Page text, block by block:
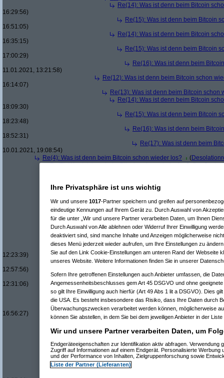
Re(14): Was ist denn beim Bitcoin
16:29:56)
Re(15): Was ist denn beim Bitcoin
16:51:05)
Re(14): Was ist denn beim Bitcoin
16:35:15)
Re(15): Was ist denn beim Bitcoin
17:00:29)
Re(16): Was ist denn beim
11.01.2021, 13:21:58)
Re(12): Was ist denn beim Bitcoin schon
16:14:07)
Re(13): Was ist denn beim Bitcoin schon
Re(14): Was ist denn beim Bitcoin
18:09:30)
Re(15): Was ist denn beim Bitcoin
18:23:48)
Re(16): Was ist denn beim
18:52:31)
Re(17): Was ist denn beim
10.01.2021, 19:08:54)
Re(4): Was ist denn beim Bitcoin schon wieder los?
(
Re(5): Was ist denn beim Bitcoin schon wieder los?(
Re(8): Was ist denn beim Bitcoin schon wieder los?
Re(9): Was ist denn beim Bitcoin schon wieder los?(
Re(10): Was ist denn beim Bitcoin schon wieder
Re(10): Was ist denn beim Bitcoin schon wieder
Re(11): Was ist denn beim Bitcoin schon
Re(12): Was ist denn beim Bitcoin schon
Re(13): Was ist denn beim Bitcoin schon
Re(14): Was ist denn beim Bitcoin
12:23:39)
Re(15): Was ist denn beim Bitcoin
12:57:56)
Re(14): Was ist denn beim Bitcoin
12:31:06)
Re(12): Was ist denn beim Bitcoin schon
Re(13): Was ist denn beim Bitcoin schon
Re(14): Was ist denn beim Bitcoin
16:56:27)
Re(6): Was ist denn beim Bitcoin schon wieder los?(
Re(7): Was ist denn beim Bitcoin schon wieder los?(
Re(8): Was ist denn beim Bitcoin schon wieder los?
Re(9): Was ist denn beim Bitcoin schon wieder los? (
Re(10): Was ist denn beim Bitcoin schon wieder
Re(11): Was ist denn beim Bitcoin schon
Re(12): Was ist denn beim Bitcoin schon
Ihre Privatsphäre ist uns wichtig
Wir und unsere 1017-Partner speichern und greifen auf
eindeutige Kennungen auf Ihrem Gerät zu. Durch Auswahl von
für die unter „Wir und unsere Partner verarbeiten Daten, um Ihnen
Durch Auswahl von Alle ablehnen oder Widerruf Ihrer Einwilligung
deaktiviert sind, sind manche Inhalte und Anzeigen möglicherweise
dieses Menü jederzeit wieder aufrufen, um Ihre Einstellungen zu
Sie auf den Link Cookie-Einstellungen am unteren Rand der Webseite
unseres Website. Weitere Informationen finden Sie in unserer
Sofern Ihre getroffenen Einstellungen auch Anbieter umfassen, die
Angemessenheitsbeschlusses gem Art 45 DSGVO und ohne
so gilt Ihre Einwilligung auch hierfür (Art 49 Abs 1 lit a DSGVO). Dies
die USA. Es besteht insbesondere das Risiko, dass Ihre Daten durch
Überwachungszwecken verarbeitet werden können, möglicherweise
können Sie abstellen, in dem Sie bei dem jeweiligen Anbieter in der
Wir und unsere Partner verarbeiten Daten, um
Endgeräteeigenschaften zur Identifikation aktiv abfragen. Verwendung
Zugriff auf Informationen auf einem Endgerät. Personalisierte Werbung
und der Performance von Inhalten, Zielgruppenforschung sowie
Liste der Partner (Lieferanten)